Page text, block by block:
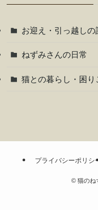
お迎え・引っ越しの
ねずみさんの日常
猫との暮らし・困り
プライバシーポリシ
©猫のね